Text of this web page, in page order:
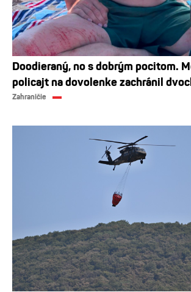
Doodieraný, no s dobrým pocitom.
policajt na dovolenke zachránil
Zahraničie